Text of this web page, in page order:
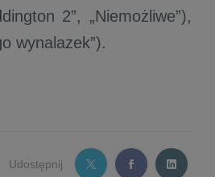
2”, „Niemożliwe”),
wynalazek”).
Udostępnij